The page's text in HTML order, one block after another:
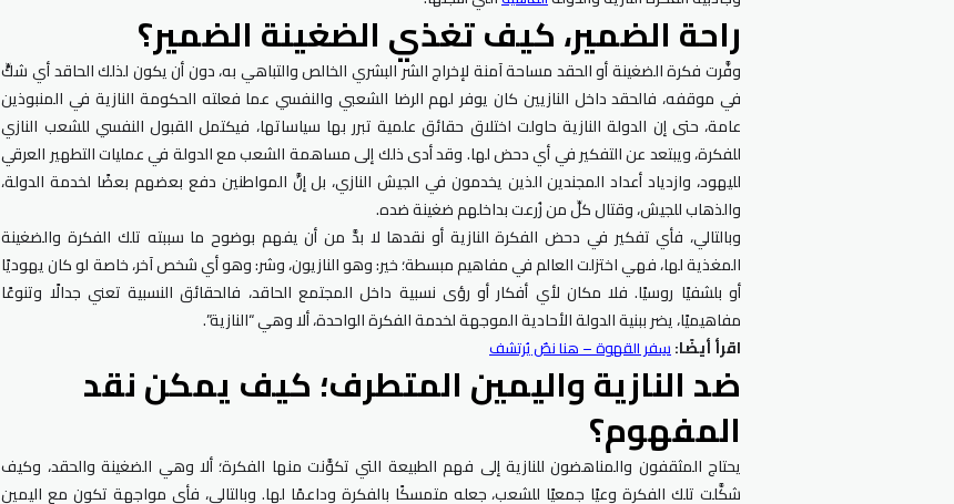
راحة الضمير، كيف تغذي الضغينة الضمير؟
وفَّرت فكرة الضغينة أو الحقد مساحة آمنة لإخراج الشر البشري الخالص والتباهي به، دون أن يكون لذلك الحاقد أي شكٍّ
في موقفه، فالحقد داخل النازيين كان يوفر لهم الرضا الشعبي والنفسي عما فعلته الحكومة النازية في المنبوذين
عامة، حتى إن الدولة النازية حاولت اختلاق حقائق علمية تبرر بها سياساتها، فيكتمل القبول النفسي للشعب النازي
للفكرة، ويبتعد عن التفكير في أي دحض لها. وقد أدى ذلك إلى مساهمة الشعب مع الدولة في عمليات التطهير العرقي
لليهود، وازدياد أعداد المجندين الذين يخدمون في الجيش النازي، بل إنَّ المواطنين دفع بعضهم بعضًا لخدمة الدولة،
والذهاب للجيش، وقتال كلِّ من زُرعت بداخلهم ضغينة ضده.
وبالتالي، فأي تفكير في دحض الفكرة النازية أو نقدها لا بدَّ من أن يفهم بوضوح ما سببته تلك الفكرة والضغينة
المغذية لها، فهي اختزلت العالم في مفاهيم مبسطة؛ خير: وهو النازيون، وشر: وهو أي شخص آخر، خاصة لو كان يهوديًا
أو بلشفيًا روسيًا. فلا مكان لأي أفكار أو رؤى نسبية داخل المجتمع الحاقد، فالحقائق النسبية تعني جدالًا وتنوعًا
مفاهيميًا، يضر ببنية الدولة الأحادية الموجهة لخدمة الفكرة الواحدة، ألا وهي “النازية”.
اقرأ أيضًا: سِفر القهوة – هنا نصٌ يُرتشف
ضد النازية واليمين المتطرف؛ كيف يمكن نقد
المفهوم؟
يحتاج المثقفون والمناهضون للنازية إلى فهم الطبيعة التي تكوَّنت منها الفكرة؛ ألا وهي الضغينة والحقد، وكيف
شكَّلت تلك الفكرة وعيًا جمعيًا للشعب، جعله متمسكًا بالفكرة وداعمًا لها. وبالتالي، فأي مواجهة تكون مع اليمين